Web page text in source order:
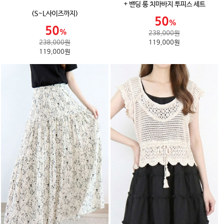
(S~L사이즈까지)
238,000원
119,000원
+ 밴딩 롱 치마바지 투피스 세트
238,000원
119,000원